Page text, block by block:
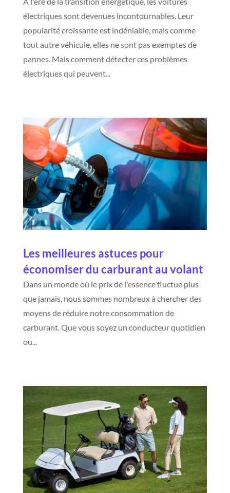
électriques sont devenues incontournables. Leur
popularité croissante est indéniable, mais comme
tout autre véhicule, elles ne sont pas exemptes de
pannes. Mais comment détecter ces problèmes
électriques qui peuvent...
Les meilleures astuces pour
économiser du carburant au volant
Dans un monde où le prix de l'essence fluctue plus
que jamais, nous sommes nombreux à chercher des
moyens de réduire notre consommation de
carburant. Que vous soyez un conducteur quotidien
ou...